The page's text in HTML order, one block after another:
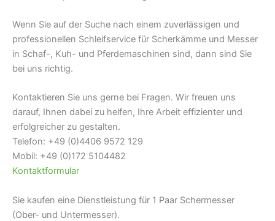
Wenn Sie auf der Suche nach einem zuverlässigen und
professionellen Schleifservice für Scherkämme und Messer
in Schaf-, Kuh- und Pferdemaschinen sind, dann sind Sie
bei uns richtig.
Kontaktieren Sie uns gerne bei Fragen. Wir freuen uns
darauf, Ihnen dabei zu helfen, Ihre Arbeit effizienter und
erfolgreicher zu gestalten.
Telefon: +49 (0)4406 9572 129
Mobil: +49 (0)172 5104482
Kontaktformular
Sie kaufen eine Dienstleistung für 1 Paar Schermesser
(Ober- und Untermesser).